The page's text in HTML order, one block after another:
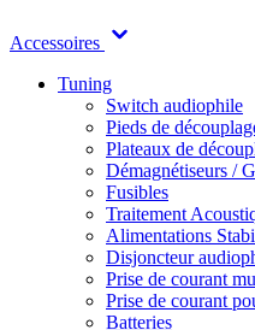
Accessoires
Tuning
Switch audiophile
Pieds de
Plateaux de
Démagnétiseurs /
Fusibles
Traitement
Alimentations
Disjoncteur
Prise de courant
Prise de courant
Batteries